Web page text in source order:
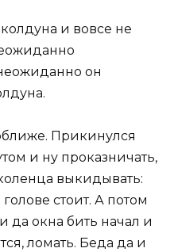
и вовсе не
он
Прикинулся
и ну проказничать,
выкидывать:
стоит. А потом
да окна бить начал и
ломать. Беда да и